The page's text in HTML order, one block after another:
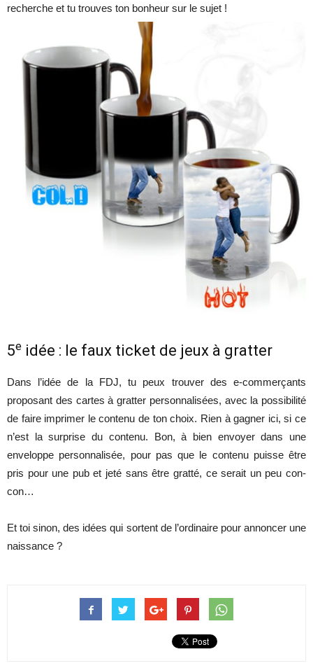
recherche et tu trouves ton bonheur sur le sujet !
5e idée : le faux ticket de jeux à gratter
Dans l’idée de la FDJ, tu peux trouver des e-commerçants
proposant des cartes à gratter personnalisées, avec la possibilité
de faire imprimer le contenu de ton choix. Rien à gagner ici, si ce
n’est la surprise du contenu. Bon, à bien envoyer dans une
enveloppe personnalisée, pour pas que le contenu puisse être
pris pour une pub et jeté sans être gratté, ce serait un peu con-
con…
Et toi sinon, des idées qui sortent de l’ordinaire pour annoncer une
naissance ?